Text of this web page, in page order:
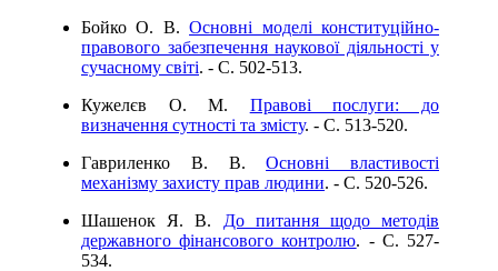
Бойко О. В.Основні моделі конституційно-
правового забезпечення наукової діяльності у
сучасному світі. - C. 502-513.
Кужелєв О. М. Правові послуги: до
визначення сутності та змісту. - C. 513-520.
Гавриленко В. В.Основні властивості
механізму захисту прав людини. - C. 520-526.
Шашенок Я. В. До питання щодо методів
державного фінансового контролю. - C. 527-
534.